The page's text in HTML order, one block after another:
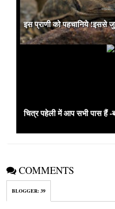
इस प्राणी को पहचानिये !इससे
चित्र पहेली में आप सभी पास हैं -
COMMENTS
BLOGGER:39